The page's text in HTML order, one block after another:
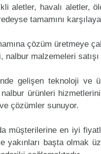
aletler, havalı aletler,
tamamını
çözüm üretmeye
malzemeleri satışı
gelişen teknoloji ve
ürünleri
çözümler sunuyor.
müşterilerine en iyi
yakınları başta olmak